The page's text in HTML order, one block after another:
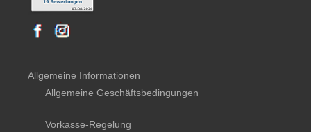
Allgemeine Informationen
Allgemeine Geschäftsbedingungen
Vorkasse-Regelung